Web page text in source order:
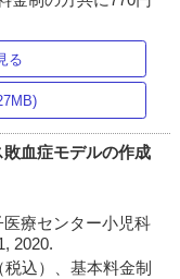
る
血症モデルの作成
療センター小児科
2020.
込）、基本料金制